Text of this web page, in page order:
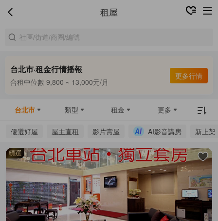
租屋
台北市·租金行情播報
合租中位數 9,800 ~ 13,000元/月
更多行情
台北市 類型 租金 更多
優選好屋 屋主直租 影片賞屋 AI影音講房 新上架